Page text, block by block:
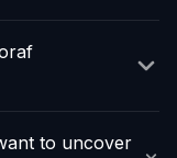
to uncover